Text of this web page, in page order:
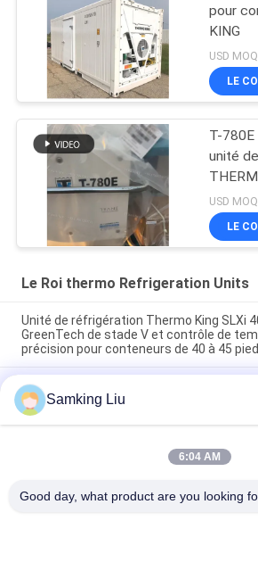
pour
KING
USD
LE
T-
unité
avec
USD
LE
Le Roi thermo Refrigeration Units
Unité de réfrigération Thermo King SLXi
GreenTech de stade V et contrôle de
précision pour conteneurs de 40 à 45
modèle Legend L-1880 30/50 THERMO
réfrigération pour remorque Marché
économie de carburant et performances
plus élevées
T-880 Pro T-80 T-680Pro/T-780Pro/T-
Samking Liu
6:04 AM
Good day, what product are you looking